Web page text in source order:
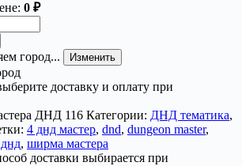
0 ₽
город... Изменить
доставку и оплату при
ДНД 116 Категории: ДНД тематика,
4 днд мастер, dnd, dungeon master,
, ширма мастера
доставки выбирается при